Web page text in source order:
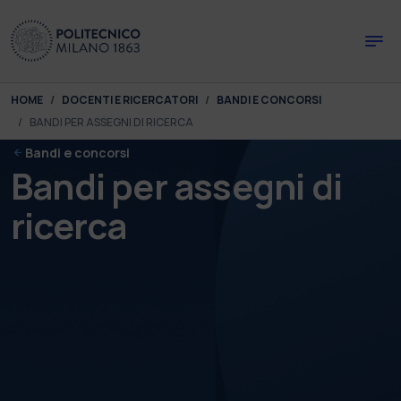
You are here:
HOME DOCENTI E RICERCATORI
BANDI E CONCORSI
BANDI PER ASSEGNI DI RICERCA
Bandi e concorsi
Bandi per assegni di
ricerca